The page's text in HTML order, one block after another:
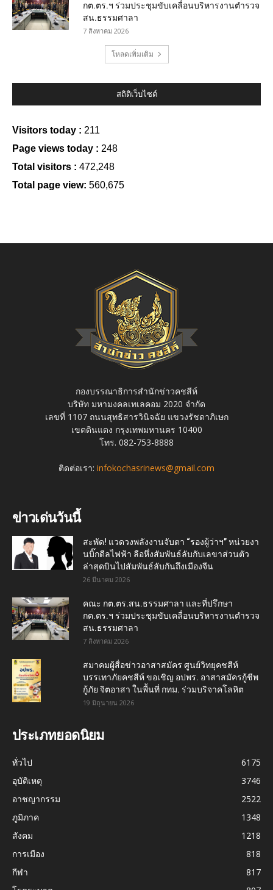
กต.ตร.ฯ ร่วมประชุมขับเคลื่อนบริหารงานตำรวจ
สน.ธรรมศาลา
7 สิงหาคม 2026
โหลดเพิ่มเติม
สถิติเว็บไซต์
Visitors today : 211
Page views today : 248
Total visitors : 472,248
Total page view: 560,675
กองบรรณาธิการสำนักข่าวคชสีห์
บริษัท มหามงคลเทเลคอม 2020 จำกัด
เลขที่ 1107 ถนนสุทธิสารวินิจฉัย แขวงรัชดาภิเษก
เขตดินแดง กรุงเทพมหานคร 10400
โทร. 082-753-8888
ติดต่อเรา: infokochasrinews@gmail.com
ข่าวเด่นวันนี้
สะพัด! แวดวงพลังงานจับตา “รองผู้ว่าฯ” หน่วยงา
นบิ๊กดีลไฟฟ้า ลือหึ่งสัมพันธ์ลับกับเลขาส่วนตัว
ล่าสุดบินไปสัมพันธ์ลับกันถึงเมืองจีน
26 มีนาคม 2026
คณะ กต.ตร.สน.ธรรมศาลา และที่ปรึกษา
กต.ตร.ฯ ร่วมประชุมขับเคลื่อนบริหารงานตำรวจ
สน.ธรรมศาลา
7 สิงหาคม 2026
สมาคมผู้สื่อข่าวอาสาสมัคร ศูนย์วิทยุคชสีห์
บรรเทาภัยคชสีห์ ขอเชิญ อปพร. อาสาสมัครกู้ชีพ
กู้ภัย จิตอาสา ในพื้นที่ กทม. ร่วมบริจาคโลหิต
19 มิถุนายน 2026
ประเภทยอดนิยม
ทั่วไป
6175
อุบัติเหตุ
3746
อาชญากรรม
2522
ภูมิภาค
1348
สังคม
1218
การเมือง
818
กีฬา
817